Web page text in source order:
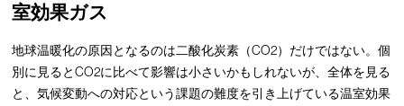
室効果ガス
地球温暖化の原因となるのは二酸化炭素（CO2）だけではない。個
別に見るとCO2に比べて影響は小さいかもしれないが、全体を見る
と、気候変動への対応という課題の難度を引き上げている温室効果